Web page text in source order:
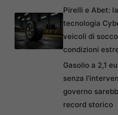
Pirelli e Abet: la
tecnologia
veicoli di
condizioni
Gasolio a 2,1
senza
governo
record storico